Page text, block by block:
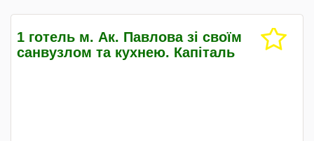
1 готель м. Ак. Павлова зі своїм
санвузлом та кухнею. Капіталь